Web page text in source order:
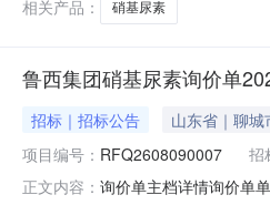
相关产品：
硝基尿素
鲁西集团硝基尿素询价单
招标｜招标公告
山东省｜聊
项目编号： RFQ2608090007 招
正文内容： 询价单主档详情询价单